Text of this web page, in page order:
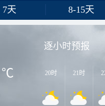
7天 8-15天
℃
逐小时预报
20时 21时